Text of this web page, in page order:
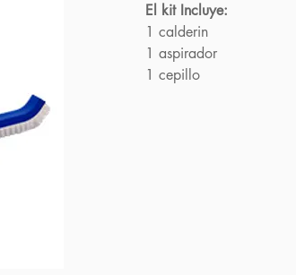
El kit Incluye:
1 calderin
1 aspirador
1 cepillo